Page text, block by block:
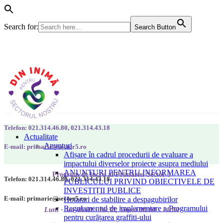
Search for: Search Button
Actualitate
Anunțuri
Afișare în cadrul procedurii de evaluare a
impactului diverselor proiecte asupra mediului
ANUNȚURI PENTRU INFORMAREA
PUBLICULUI PRIVIND OBIECTIVELE DE
INVESTIȚII PUBLICE
Hotarari de stabilire a despagubirilor
Regulamentul de implementare a Programului
pentru curățarea graffiti-ului
Telefon: 021.314.46.80, 021.314.43.18
E-mail: primarie@sector5.ro
Program de lucru al Primăriei Sector 5
Luni - Joi 08:00 - 16:30; Vineri 08:00 - 14:00
Telefon: 021.314.46.80, 021.314.43.18
E-mail: primarie@sector5.ro